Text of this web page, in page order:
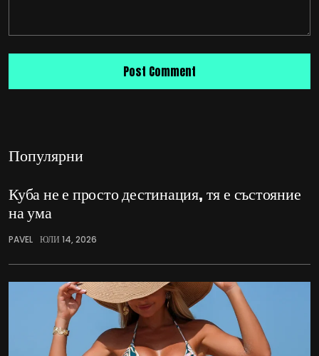
Популярни
Куба не е просто дестинация, тя е състояние
на ума
PAVEL ЮЛИ 14, 2026